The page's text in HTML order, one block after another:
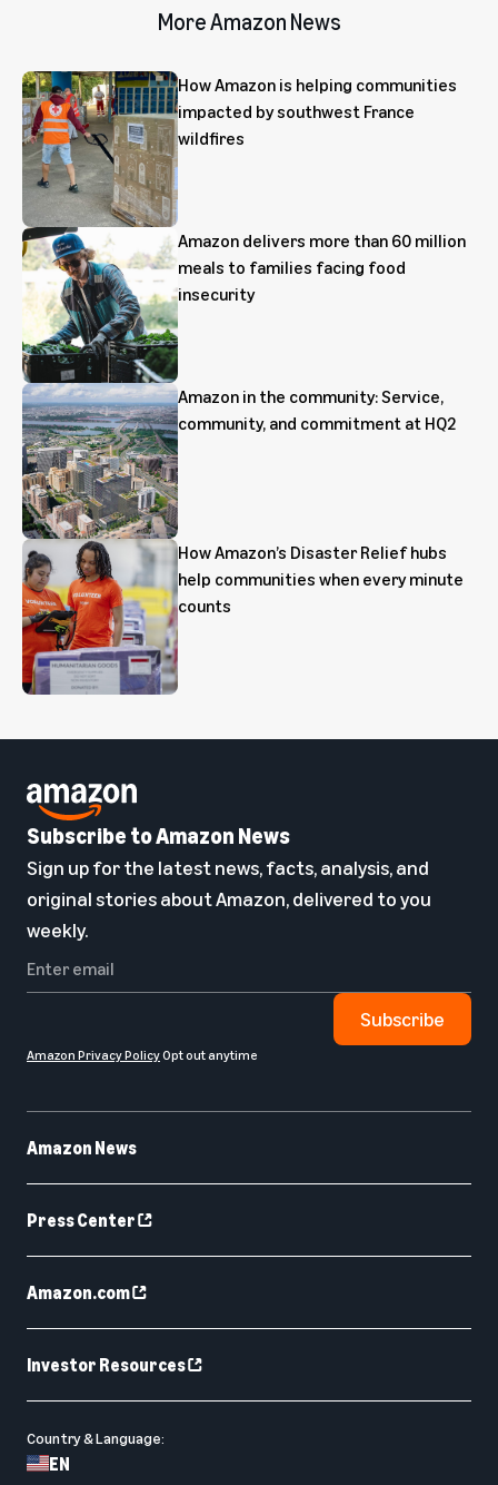
More Amazon News
How Amazon is helping communities
impacted by southwest France
wildfires
Amazon delivers more than 60 million
meals to families facing food
insecurity
Amazon in the community: Service,
community, and commitment at HQ2
How Amazon’s Disaster Relief hubs
help communities when every minute
counts
Amazon News
Press Center
Amazon.com
Investor Resources
Country & Language:
EN
Subscribe to Amazon News
Sign up for the latest news, facts, analysis, and
original stories about Amazon, delivered to you
weekly.
Subscribe
Amazon Privacy PolicyOpt out anytime